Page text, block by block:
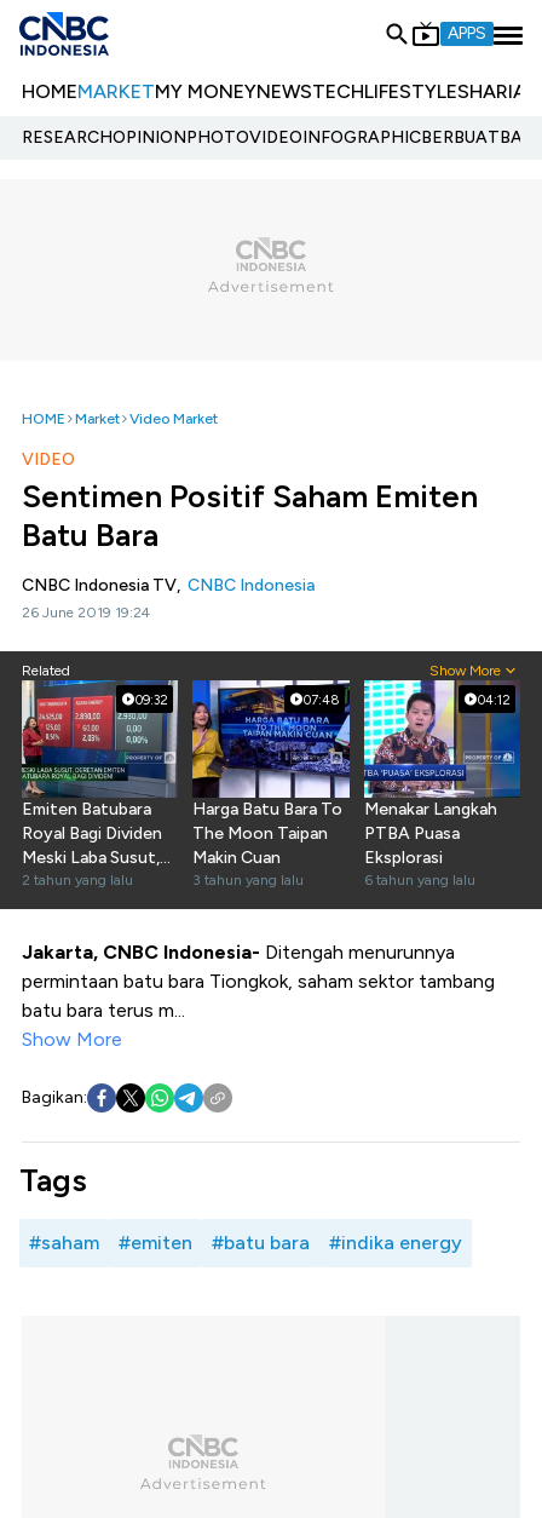
APPS
HOMEMARKETMY MONEYNEWSTECHLIFESTYLESHARIA
RESEARCHOPINIONPHOTOVIDEOINFOGRAPHIC
HOME Market Video Market
VIDEO
Sentimen Positif Saham Emiten
Batu Bara
CNBC Indonesia TV, CNBC Indonesia
26 June 2019 19:24
Related Show More
09:32
Emiten Batubara
Royal Bagi Dividen
Meski Laba Susut,
Layak Koleksi?
2 tahun yang lalu
07:48
Harga Batu Bara To
The Moon Taipan
Makin Cuan
3 tahun yang lalu
04:12
Menakar Langkah
PTBA Puasa
Eksplorasi
6 tahun yang lalu
Jakarta, CNBC Indonesia- Ditengah menurunnya
permintaan batu bara Tiongkok, saham sektor tambang
batu bara terus m...
Show More
Bagikan:
Tags
#saham #emiten #batu bara #indika energy